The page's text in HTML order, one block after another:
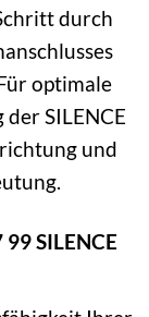
durch
optimale
SILENCE
und
SILENCE